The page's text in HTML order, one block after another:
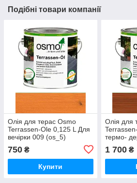
Подібні товари компанії
Олія для терас Osmo
Terrassen-Ole 0,125 L Для
вечірки 009 (os_5)
750 ₴
Купити
Олія для
термо-
1 700₴